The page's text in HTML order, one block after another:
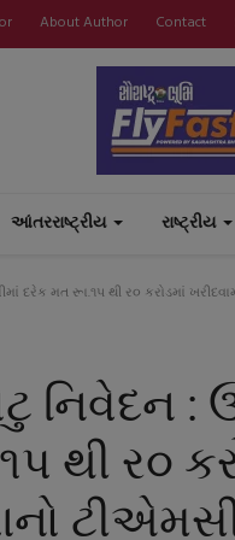
About Author Contact
આંતરરાષ્ટ્રીય રાષ્ટ્રીય
દરેક મત રૂા.૧પ થી ર૦ કરોડમાં
નિવેદન :
થી ર૦